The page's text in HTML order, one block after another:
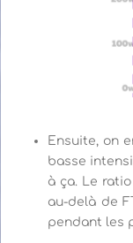
Ensuite, on
basse
à ça. Le
au-delà de
pendant les